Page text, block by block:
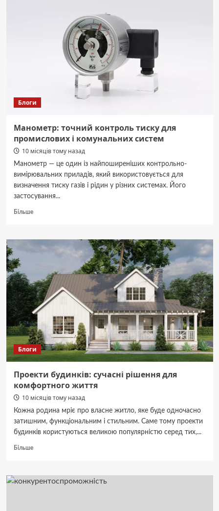
Блоги
Манометр: точний контроль тиску для
промислових і комунальних систем
10 місяців тому назад
Манометр — це один із найпоширеніших контрольно-
вимірювальних приладів, який використовується для
визначення тиску газів і рідин у різних системах. Його
застосування...
БільшеДокладніше
точний
контроль
промислових
і
комунальних
систем
Блоги
Проекти будинків: сучасні рішення для
комфортного життя
10 місяців тому назад
Кожна родина мріє про власне житло, яке буде одночасно
затишним, функціональним і стильним. Саме тому проекти
будинків користуються великою популярністю серед тих,...
БільшеДокладніше
будинків:
сучасні